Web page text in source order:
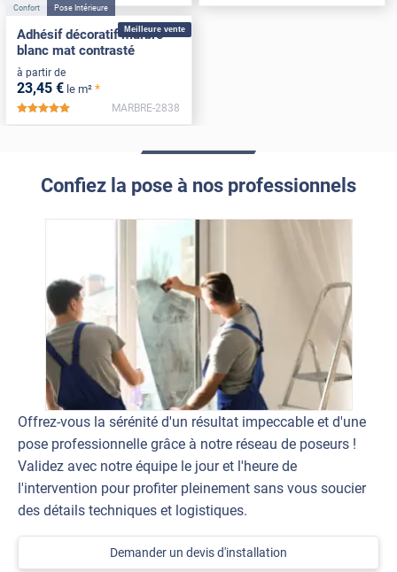
Meilleure vente
Confort Pose Intérieure
Adhésif décoratif marbre
blanc mat contrasté
à partir de
23,45 € le m² *
*****
MARBRE-2838
Confiez la pose à nos professionnels
Offrez-vous la sérénité d'un résultat impeccable et d'une
pose professionnelle grâce à notre réseau de poseurs !
Validez avec notre équipe le jour et l'heure de
l'intervention pour profiter pleinement sans vous soucier
des détails techniques et logistiques.
Demander un devis d'installation